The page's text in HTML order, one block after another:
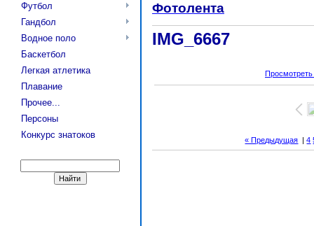
Футбол
Гандбол
Водное поло
Баскетбол
Легкая атлетика
Плавание
Прочее...
Персоны
Конкурс знатоков
Фотолента
IMG_6667
« Предыдущая |4